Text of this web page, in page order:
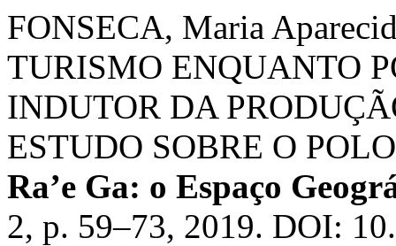
FONSECA, Maria
TURISMO ENQUANTO
INDUTOR DA
ESTUDO SOBRE O
Ra’e Ga: o Espaço
2, p. 59–73, 2019. DOI: